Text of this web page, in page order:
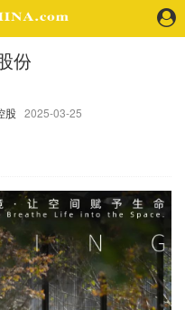
份
股 2025-03-25